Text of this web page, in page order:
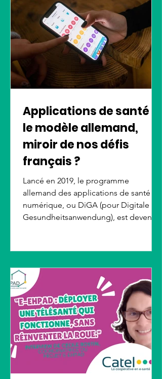
Applications de santé :
le modèle allemand,
miroir de nos défis
français ?
Lancé en 2019, le programme
allemand des applications de santé
numérique, ou DiGA (pour Digitale
Gesundheitsanwendung), est devenu
l'assurance maladie, ces applications
accompagnent déjà plus d'un million
de patients. Si ce modèle suscite un
grand engouement, il soulève aussi
des questions de coût et d'efficacité,
inspirant l'Europe sans que la France
ne parvienne encore pleinement à
l'imiter.